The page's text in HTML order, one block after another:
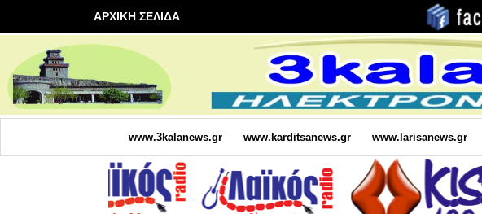
ΑΡΧΙΚΗ ΣΕΛΙΔΑ
www.3kalanews.gr www.karditsanews.gr www.larisanews.gr